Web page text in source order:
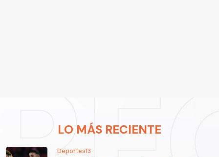
LO MÁS RECIENTE
Deportes13